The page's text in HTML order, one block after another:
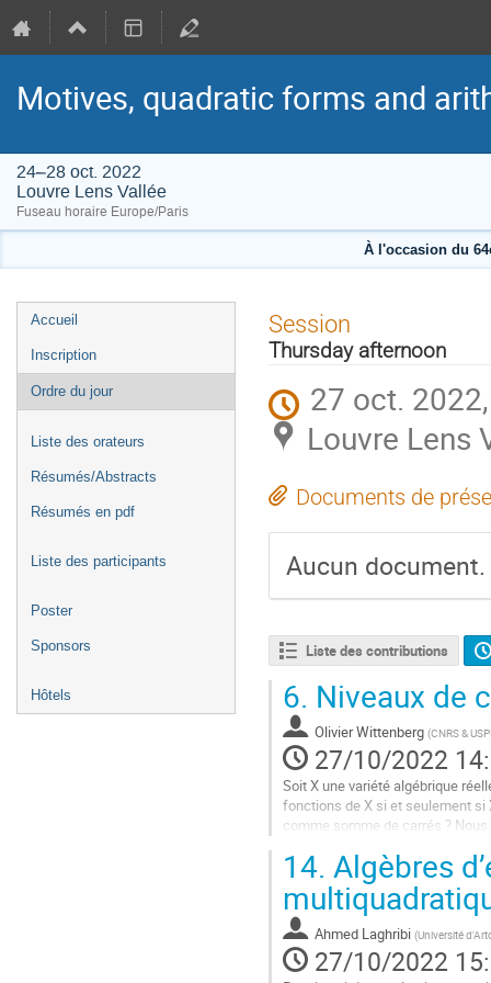
Motives, quadratic forms and
24–28 oct. 2022
Louvre Lens Vallée
Fuseau horaire Europe/Paris
À l'occasion du
Menu
de
l'événement
Accueil
Inscription
Ordre du jour
Liste des orateurs
Résumés/Abstracts
Résumés en pdf
Liste des participants
Poster
Sponsors
Hôtels
Session
Thursday afternoon
27 oct.
Louvre Lens
Documents de
Aucun document.
Liste des contributions
6. Niveaux de
Olivier Wittenberg (CNRS &
27/10/2022
Soit X une variété algébrique
fonctions de X si et seulement si
comme somme de carrés ?
Aller
à
la
page
de
la
14. Algèbres
Ahmed Laghribi (Université
27/10/2022